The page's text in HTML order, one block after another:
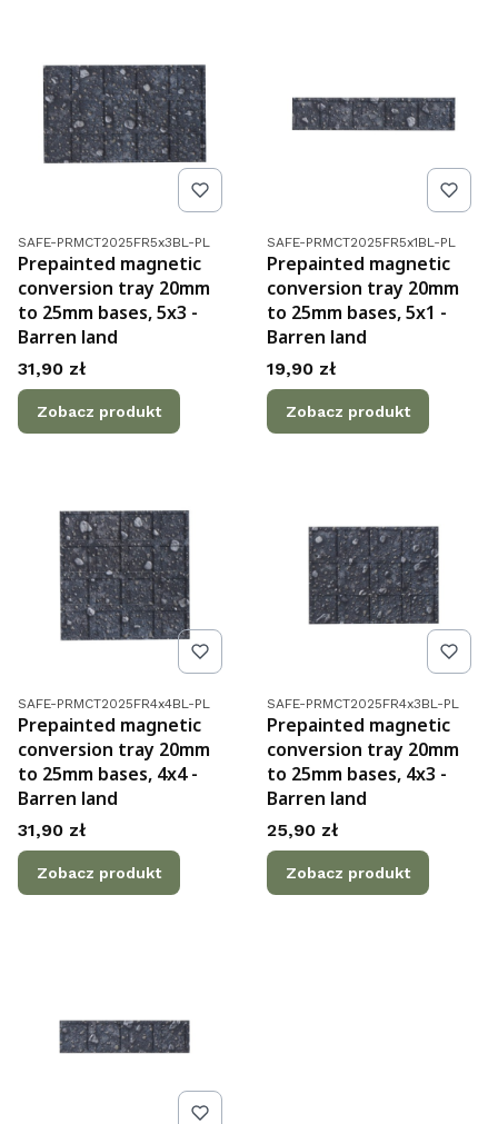
Kod produktu
SAFE-PRMCT2025FR5x3BL-PL
Prepainted magnetic
conversion tray 20mm
to 25mm bases, 5x3 -
Barren land
Cena
31,90 zł
Zobacz produkt
Kod produktu
SAFE-PRMCT2025FR5x1BL-PL
Prepainted magnetic
conversion tray 20mm
to 25mm bases, 5x1 -
Barren land
Cena
19,90 zł
Zobacz produkt
Kod produktu
SAFE-PRMCT2025FR4x4BL-PL
Prepainted magnetic
conversion tray 20mm
to 25mm bases, 4x4 -
Barren land
Cena
31,90 zł
Zobacz produkt
Kod produktu
SAFE-PRMCT2025FR4x3BL-PL
Prepainted magnetic
conversion tray 20mm
to 25mm bases, 4x3 -
Barren land
Cena
25,90 zł
Zobacz produkt